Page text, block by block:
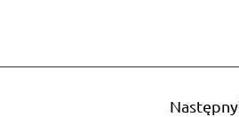
Następny